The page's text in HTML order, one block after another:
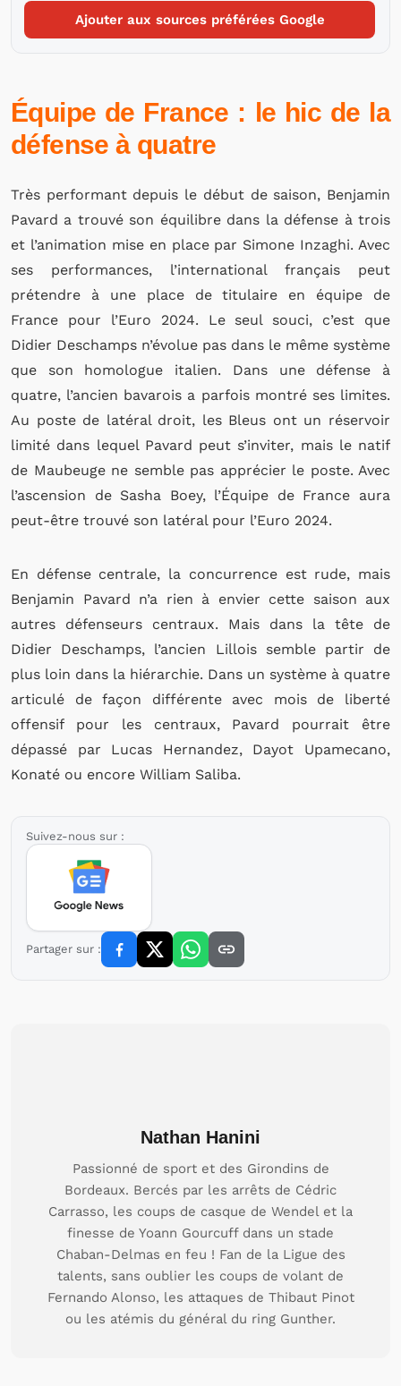
Ajouter aux sources préférées Google
Équipe de France : le hic de la
défense à quatre
Très performant depuis le début de saison, Benjamin
Pavard a trouvé son équilibre dans la défense à trois
et l’animation mise en place par Simone Inzaghi. Avec
ses performances, l’international français peut
prétendre à une place de titulaire en équipe de
France pour l’Euro 2024. Le seul souci, c’est que
Didier Deschamps n’évolue pas dans le même système
que son homologue italien. Dans une défense à
quatre, l’ancien bavarois a parfois montré ses limites.
Au poste de latéral droit, les Bleus ont un réservoir
limité dans lequel Pavard peut s’inviter, mais le natif
de Maubeuge ne semble pas apprécier le poste. Avec
l’ascension de Sasha Boey, l’Équipe de France aura
peut-être trouvé son latéral pour l’Euro 2024.
En défense centrale, la concurrence est rude, mais
Benjamin Pavard n’a rien à envier cette saison aux
autres défenseurs centraux. Mais dans la tête de
Didier Deschamps, l’ancien Lillois semble partir de
plus loin dans la hiérarchie. Dans un système à quatre
articulé de façon différente avec mois de liberté
offensif pour les centraux, Pavard pourrait être
dépassé par Lucas Hernandez, Dayot Upamecano,
Konaté ou encore William Saliba.
Suivez-nous sur :
Partager sur :
Nathan Hanini
Passionné de sport et des Girondins de
Bordeaux. Bercés par les arrêts de Cédric
Carrasso, les coups de casque de Wendel et la
finesse de Yoann Gourcuff dans un stade
Chaban-Delmas en feu ! Fan de la Ligue des
talents, sans oublier les coups de volant de
Fernando Alonso, les attaques de Thibaut Pinot
ou les atémis du général du ring Gunther.